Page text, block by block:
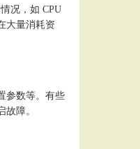
况，如 CPU
大量消耗资
参数等。有些
障。